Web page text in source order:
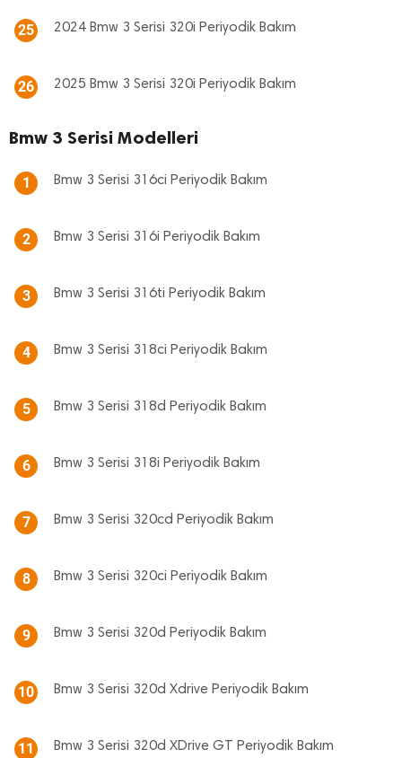
25 2024 Bmw 3 Serisi 320i Periyodik Bakım
26 2025 Bmw 3 Serisi 320i Periyodik Bakım
Bmw 3 Serisi Modelleri
1 Bmw 3 Serisi 316ci Periyodik Bakım
2 Bmw 3 Serisi 316i Periyodik Bakım
3 Bmw 3 Serisi 316ti Periyodik Bakım
4 Bmw 3 Serisi 318ci Periyodik Bakım
5 Bmw 3 Serisi 318d Periyodik Bakım
6 Bmw 3 Serisi 318i Periyodik Bakım
7 Bmw 3 Serisi 320cd Periyodik Bakım
8 Bmw 3 Serisi 320ci Periyodik Bakım
9 Bmw 3 Serisi 320d Periyodik Bakım
10 Bmw 3 Serisi 320d Xdrive Periyodik Bakım
11 Bmw 3 Serisi 320d XDrive GT Periyodik Bakım